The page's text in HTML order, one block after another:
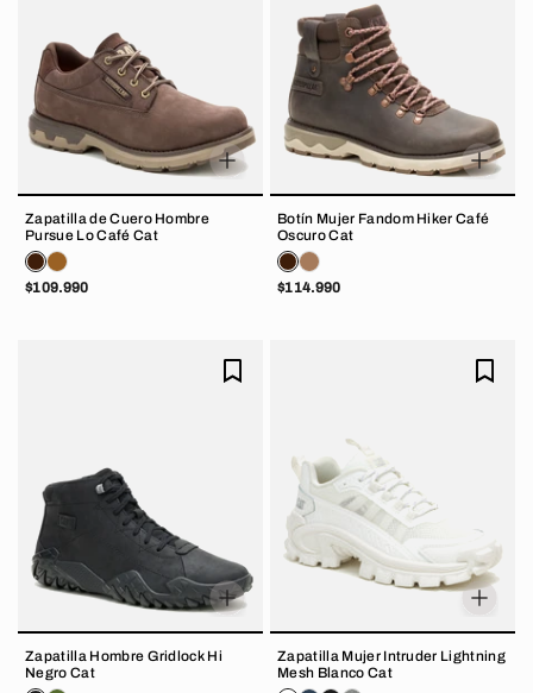
Zapatilla de Cuero Hombre
Pursue Lo Café Cat
$109.990
Botín Mujer Fandom Hiker Café
Oscuro Cat
$114.990
Zapatilla Hombre Gridlock Hi
Negro Cat
Zapatilla Mujer Intruder Lightning
Mesh Blanco Cat